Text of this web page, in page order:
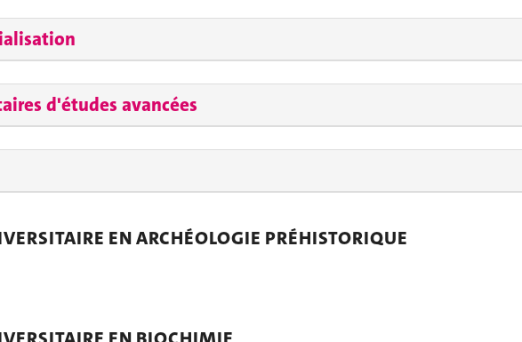
d'études avancées
EN ARCHÉOLOGIE PRÉHISTORIQUE